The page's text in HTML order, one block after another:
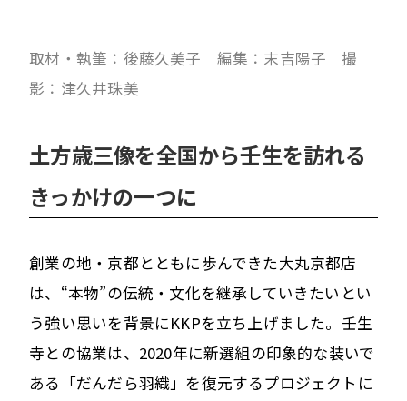
取材・執筆：後藤久美子 編集：末吉陽子 撮
影：津久井珠美
土方歳三像を全国から壬生を訪れる
きっかけの一つに
創業の地・京都とともに歩んできた大丸京都店
は、“本物”の伝統・文化を継承していきたいとい
う強い思いを背景にKKPを立ち上げました。壬生
寺との協業は、2020年に新選組の印象的な装いで
ある「だんだら羽織」を復元するプロジェクトに